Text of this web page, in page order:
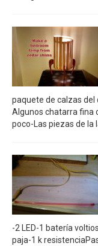
paquete de calzas del
Algunos chatarra fina
poco-Las piezas de la
-2 LED-1 batería
paja-1 k